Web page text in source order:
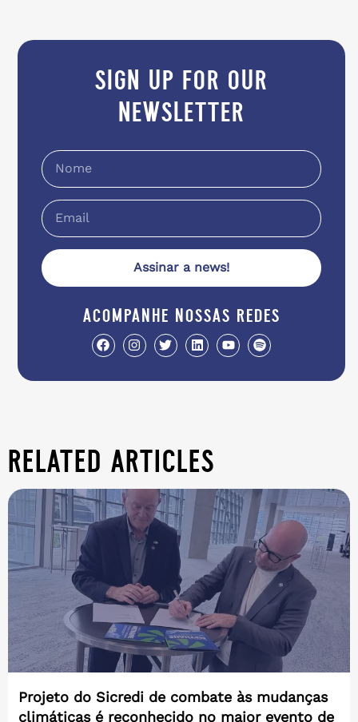
sign up for our
newsletter
Assinar a news!
acompanhe nossas redes
related articles
Projeto do Sicredi de combate às mudanças
climáticas é reconhecido no maior evento de